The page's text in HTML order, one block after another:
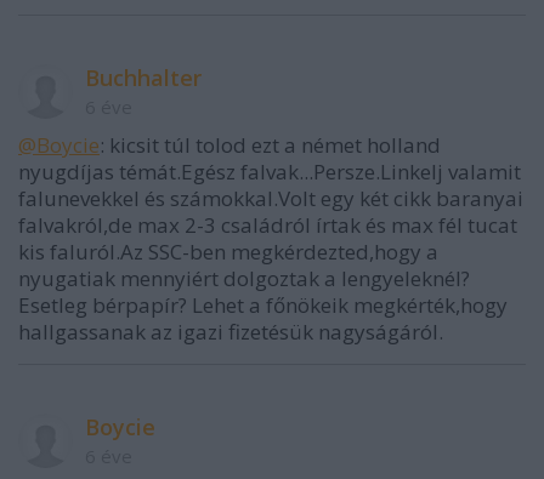
Buchhalter
@Boycie: kicsit túl tolod ezt a német holland
nyugdíjas témát.Egész falvak...Persze.Linkelj valamit
falunevekkel és számokkal.Volt egy két cikk baranyai
falvakról,de max 2-3 családról írtak és max fél tucat
kis faluról.Az SSC-ben megkérdezted,hogy a
nyugatiak mennyiért dolgoztak a lengyeleknél?
Esetleg bérpapír? Lehet a főnökeik megkérték,hogy
hallgassanak az igazi fizetésük nagyságáról.
Boycie